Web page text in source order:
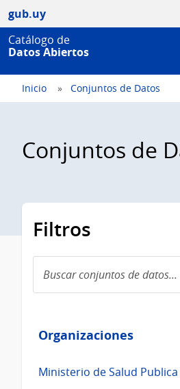
gub.uy
Catálogo de
Datos Abiertos
Inicio Conjuntos de Datos
Conjuntos de
Filtros
conjuntos
de
Organizaciones
Organizaciones
Ministerio de Salud Publica